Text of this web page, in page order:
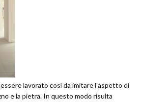
lavorato così da imitare l'aspetto di
e la pietra. In questo modo risulta